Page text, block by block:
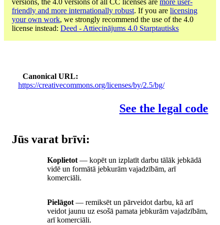
friendly and more internationally robust. If you are licensing
your own work, we strongly recommend the use of the 4.0
license instead: Deed - Attiecinājums 4.0 Starptautisks
Canonical URL
https://creativecommons.org/licenses/by/2.5/bg/
See the legal code
Jūs varat brīvi:
Koplietot — kopēt un izplatīt darbu tālāk jebkādā
vidē un formātā jebkurām vajadzībām, arī
komerciāli.
Pielāgot — remiksēt un pārveidot darbu, kā arī
veidot jaunu uz esošā pamata jebkurām vajadzībām,
arī komerciāli.